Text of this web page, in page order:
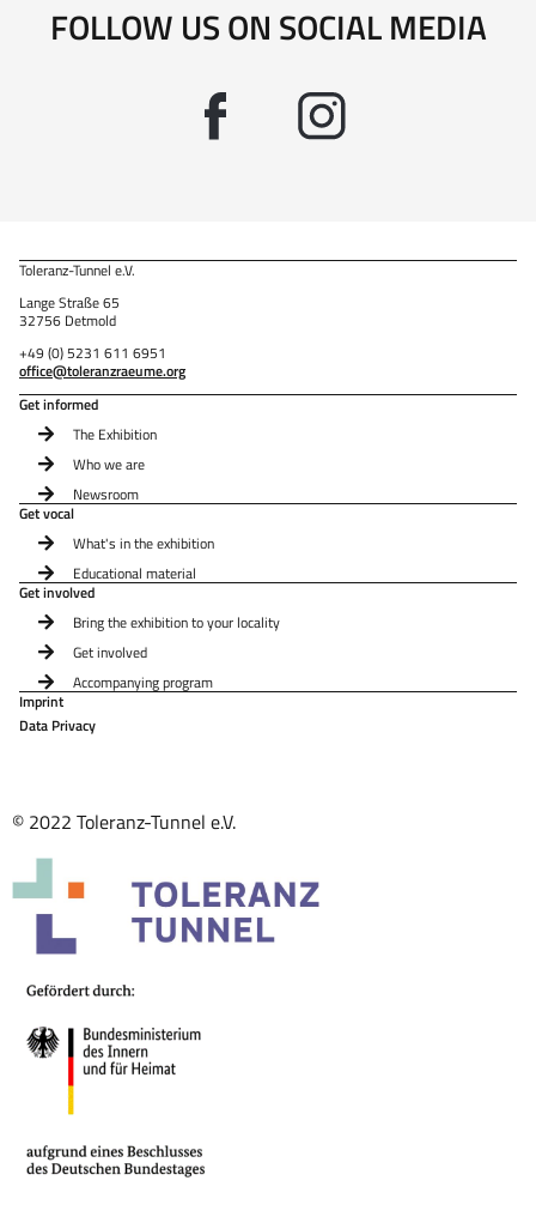
FOLLOW US ON SOCIAL MEDIA
Toleranz-Tunnel e.V.
Lange Straße 65
32756 Detmold
+49 (0) 5231 611 6951
office@toleranzraeume.org
Get informed
The Exhibition
Who we are
Newsroom
Get vocal
What's in the exhibition
Educational material
Get involved
Bring the exhibition to your locality
Get involved
Accompanying program
Imprint
Data Privacy
© 2022 Toleranz-Tunnel e.V.